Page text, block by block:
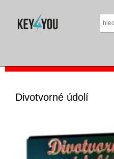
Divotvorné údolí